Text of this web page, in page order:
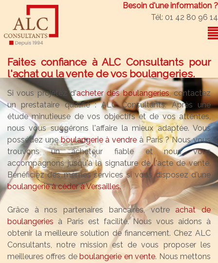
Besoin d'une information ?
Tél: 01 42 80 96 14
Faites confiance à ALC Consultants pour
l'achat ou la vente de vos boulangeries.
Si vous projetez d'acheter des boulangeries, contactez
un prestataire qualifié : ALC Consultants. Après une
étude minutieuse de vos objectifs et de vos attentes,
nous vous suggérons l'affaire la mieux adaptée. Vous
possédez uneboulangerie à vendre à Paris ? Nous vous
trouvons un acheteur fiable et nous vous
accompagnons jusqu'à la signature de l'acte de vente.
Bénéficiez des mêmes services si vous disposez d'une
boulangerie à céder à Versailles.
Grâce à nos partenaires bancaires, votre achat de
boulangeries à Paris est facilité. Nous vous aidons à
obtenir la meilleure solution de financement. Chez ALC
Consultants, notre mission est de vous proposer les
meilleures offres deboulangerie en vente. Nous mettons